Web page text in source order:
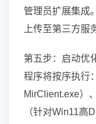
管理员扩展集成
上传至第三方服
第五步：启动优
程序将按序执行
MirClient.exe）
（针对Win11高